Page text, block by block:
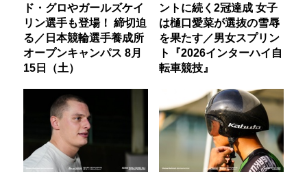
ド・グロやガールズケイ
リン選手も登場！ 締切迫
る／日本競輪選手養成所
オープンキャンパス 8月
15日（土）
ントに続く2冠達成 女子
は樋口愛菜が選抜の雪辱
を果たす／男女スプリン
ト『2026インターハイ自
転車競技』